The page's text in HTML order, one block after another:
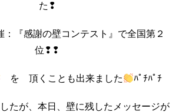
た❢
：『感謝の壁コンテスト』で全国第２
位❢❢
を 頂くことも出来ました ﾊﾟﾁﾊﾟﾁ
たが、本日、壁に残したメッセージが